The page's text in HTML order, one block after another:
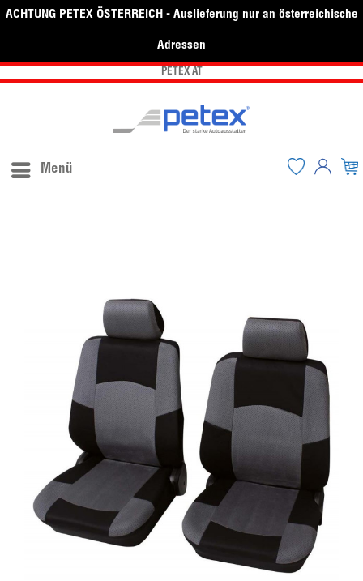
ACHTUNG PETEX ÖSTERREICH - Auslieferung nur an österreichische
Adressen
PETEX AT
Menü